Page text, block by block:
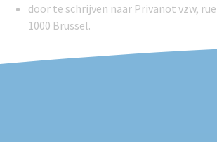
door te schrijven naar Privanot vzw,
1000 Brussel.